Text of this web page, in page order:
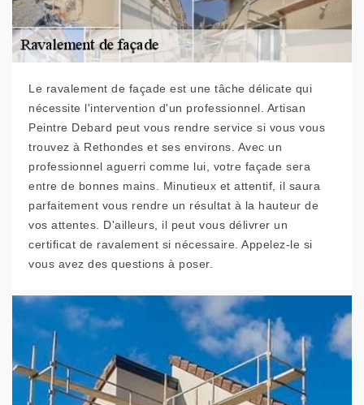
Le ravalement de façade est une tâche délicate qui
nécessite l'intervention d'un professionnel. Artisan
Peintre Debard peut vous rendre service si vous vous
trouvez à Rethondes et ses environs. Avec un
professionnel aguerri comme lui, votre façade sera
entre de bonnes mains. Minutieux et attentif, il saura
parfaitement vous rendre un résultat à la hauteur de
vos attentes. D'ailleurs, il peut vous délivrer un
certificat de ravalement si nécessaire. Appelez-le si
vous avez des questions à poser.